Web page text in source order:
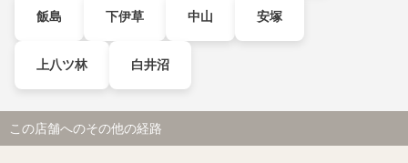
飯島 下伊草 中山 安塚
上八ツ林 白井沼
この店舗へのその他の経路